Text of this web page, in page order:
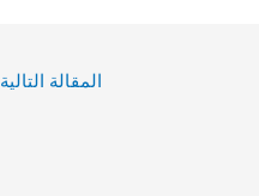
المقالة التالية